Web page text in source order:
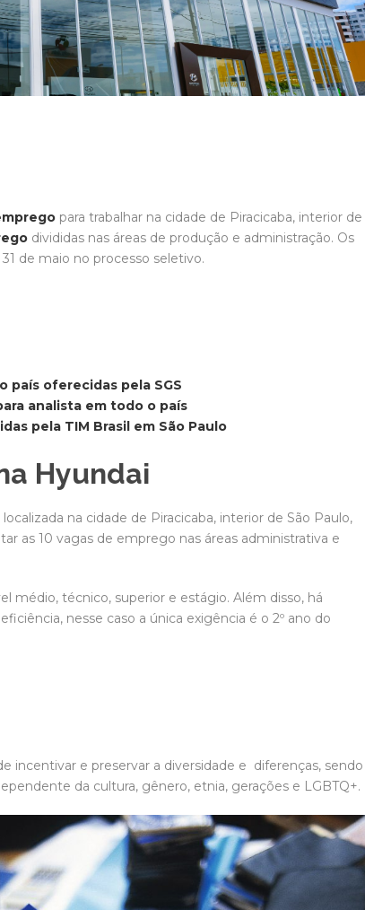
para trabalhar na cidade de Piracicaba, interior de
divididas nas áreas de produção e administração. Os
de maio no processo seletivo.
país oferecidas pela SGS
analista em todo o país
pela TIM Brasil em São Paulo
Hyundai
na cidade de Piracicaba, interior de São Paulo,
as 10 vagas de emprego nas áreas administrativa e
médio, técnico, superior e estágio. Além disso, há
nesse caso a única exigência é o 2º ano do
incentivar e preservar a diversidade e diferenças, sendo
da cultura, gênero, etnia, gerações e LGBTQ+.